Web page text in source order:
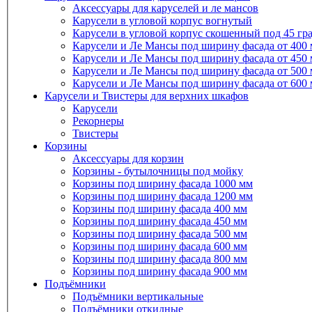
Аксессуары для каруселей и ле мансов
Карусели в угловой корпус вогнутый
Карусели в угловой корпус скошенный под 45
Карусели и Ле Мансы под ширину фасада от 400
Карусели и Ле Мансы под ширину фасада от 450
Карусели и Ле Мансы под ширину фасада от 500
Карусели и Ле Мансы под ширину фасада от 600
Карусели и Твистеры для верхних шкафов
Карусели
Рекорнеры
Твистеры
Корзины
Аксессуары для корзин
Корзины - бутылочницы под мойку
Корзины под ширину фасада 1000 мм
Корзины под ширину фасада 1200 мм
Корзины под ширину фасада 400 мм
Корзины под ширину фасада 450 мм
Корзины под ширину фасада 500 мм
Корзины под ширину фасада 600 мм
Корзины под ширину фасада 800 мм
Корзины под ширину фасада 900 мм
Подъёмники
Подъёмники вертикальные
Подъёмники откидные